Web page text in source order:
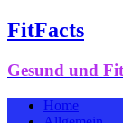
FitFacts
Gesund und
Home